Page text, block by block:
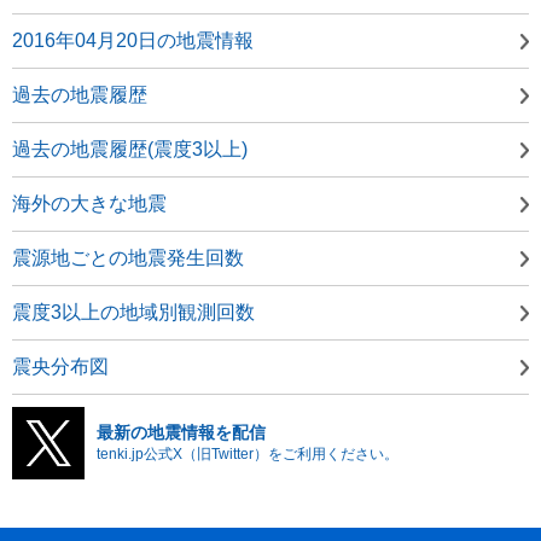
2016年04月20日の地震情報
過去の地震履歴
過去の地震履歴(震度3以上)
海外の大きな地震
震源地ごとの地震発生回数
震度3以上の地域別観測回数
震央分布図
最新の地震情報を配信
tenki.jp公式X（旧Twitter）をご利用ください。